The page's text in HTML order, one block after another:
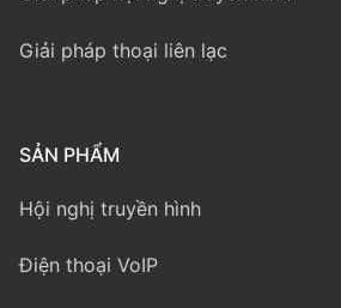
Giải pháp thoại liên lạc
SẢN PHẨM
Hội nghị truyền hình
Điện thoại VoIP